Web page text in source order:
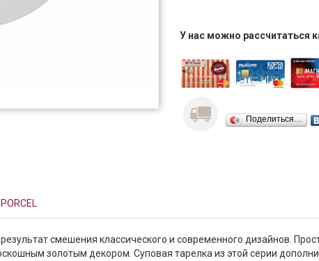
У нас можно рассчитаться
Поделиться…
PORCEL
смешения классического и современного дизайнов.
золотым декором. Суповая тарелка из этой серии